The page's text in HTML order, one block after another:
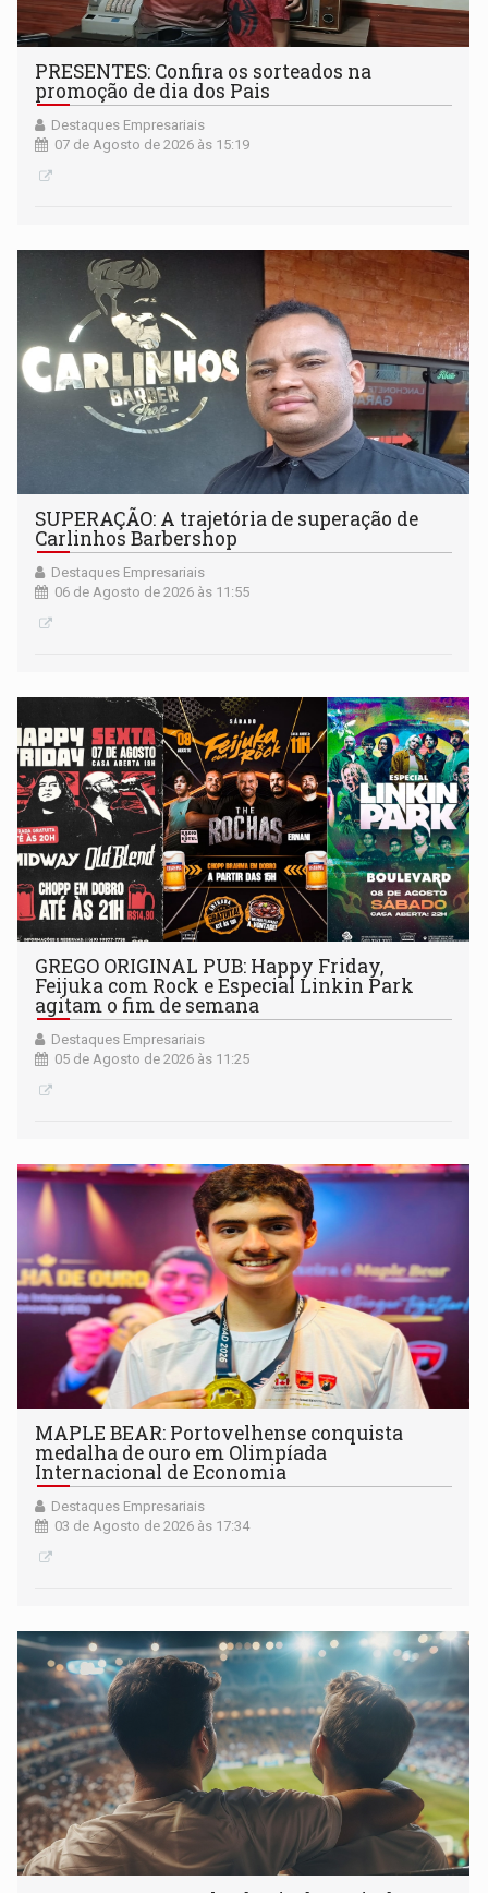
PRESENTES: Confira os sorteados na
promoção de dia dos Pais
Destaques Empresariais
07 de Agosto de 2026 às 15:19
SUPERAÇÃO: A trajetória de superação de
Carlinhos Barbershop
Destaques Empresariais
06 de Agosto de 2026 às 11:55
GREGO ORIGINAL PUB: Happy Friday,
Feijuka com Rock e Especial Linkin Park
agitam o fim de semana
Destaques Empresariais
05 de Agosto de 2026 às 11:25
MAPLE BEAR: Portovelhense conquista
medalha de ouro em Olimpíada
Internacional de Economia
Destaques Empresariais
03 de Agosto de 2026 às 17:34